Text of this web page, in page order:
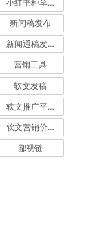
小红书种草营销
新闻稿发布
新闻通稿发布推广
营销工具
软文发稿
软文推广平台
软文营销价值
鄙视链